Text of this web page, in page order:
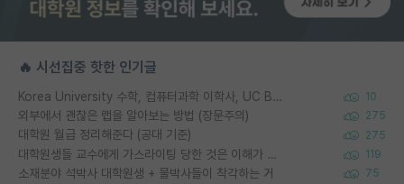
🔥 시선집중 핫한 인기글
Korea University 수학, 컴퓨터과학 이학사, UC Berkeley 산업공학 대학원 공학박사가 되는 것은 쉽지 않겠죠? 10
외부에서 괜찮은 랩을 알아보는 방법 (장문주의) 275
대학원 월급 정리해준다 (공대 기준) 275
대학원생들 교수에게 가스라이팅 당한 것은 이해가 갑니다. 안타깝네요. 119
소재분야 석박사 대학원생 + 물박사들이 착각하는 거 75